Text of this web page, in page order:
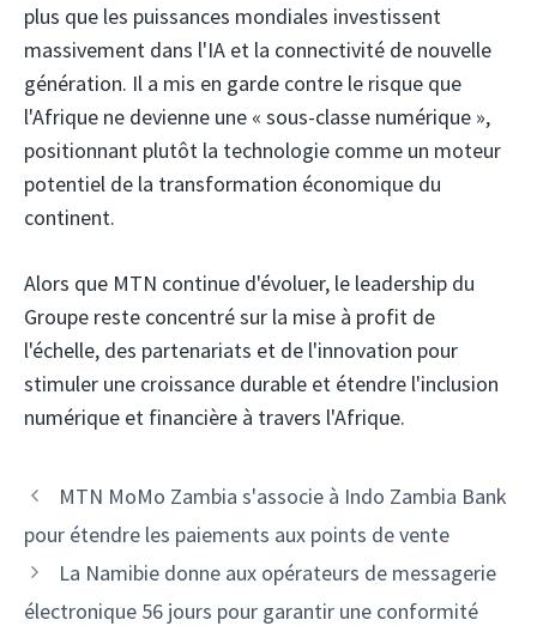
plus que les puissances mondiales investissent
massivement dans l'IA et la connectivité de nouvelle
génération. Il a mis en garde contre le risque que
l'Afrique ne devienne une « sous-classe numérique »,
positionnant plutôt la technologie comme un moteur
potentiel de la transformation économique du
continent.
Alors que MTN continue d'évoluer, le leadership du
Groupe reste concentré sur la mise à profit de
l'échelle, des partenariats et de l'innovation pour
stimuler une croissance durable et étendre l'inclusion
numérique et financière à travers l'Afrique.
Navigation
des
MTN MoMo Zambia s'associe à Indo Zambia Bank
pour étendre les paiements aux points de vente
La Namibie donne aux opérateurs de messagerie
électronique 56 jours pour garantir une conformité